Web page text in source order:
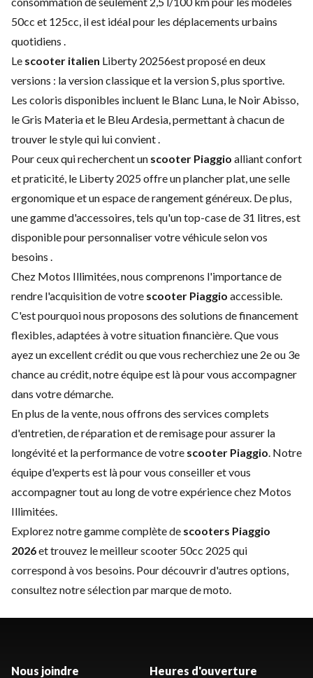
50cc et 125cc, il est idéal pour les déplacements urbains
quotidiens .
Le scooter italien Liberty 20256est proposé en deux
versions : la version classique et la version S, plus sportive.
Les coloris disponibles incluent le Blanc Luna, le Noir Abisso,
le Gris Materia et le Bleu Ardesia, permettant à chacun de
trouver le style qui lui convient .
Pour ceux qui recherchent un scooter Piaggio alliant confort
et praticité, le Liberty 2025 offre un plancher plat, une selle
ergonomique et un espace de rangement généreux. De plus,
une gamme d'accessoires, tels qu'un top-case de 31 litres, est
disponible pour personnaliser votre véhicule selon vos
besoins .
Chez Motos Illimitées, nous comprenons l'importance de
rendre l'acquisition de votre scooter Piaggio accessible.
C'est pourquoi nous proposons des solutions de financement
flexibles, adaptées à votre situation financière. Que vous
ayez un excellent crédit ou que vous recherchiez une 2e ou 3e
chance au crédit, notre équipe est là pour vous accompagner
dans votre démarche.
En plus de la vente, nous offrons des services complets
d'entretien, de réparation et de remisage pour assurer la
longévité et la performance de votre scooter Piaggio. Notre
équipe d'experts est là pour vous conseiller et vous
accompagner tout au long de votre expérience chez Motos
Illimitées.
Explorez notre gamme complète de scooters Piaggio
2026et trouvez lemeilleur scooter 50cc 2025qui
correspond à vos besoins. Pour découvrir d'autres options,
consultez notre sélection parmarque de moto.
Nous joindre Heures d'ouverture